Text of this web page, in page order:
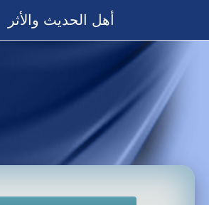
أهل الحديث والأثر